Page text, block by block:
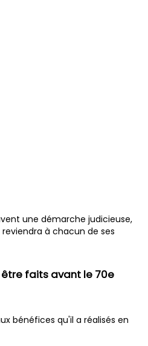
une démarche judicieuse,
à chacun de ses
faits avant le 70e
bénéfices qu'il a réalisés en